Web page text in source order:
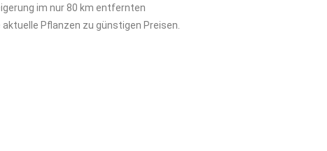
im nur 80 km entfernten
Pflanzen zu günstigen Preisen.